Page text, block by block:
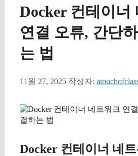
Docker 컨테이너
연결 오류, 간단
는 법
11월 27, 2025 작성자:
Docker 컨테이너 네